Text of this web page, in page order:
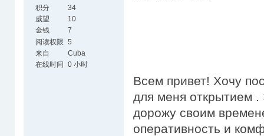
积分
34
威望
10
金钱
7
阅读权限 5
来自
Cuba
在线时间
0 小时
Всем привет! Хочу
для меня открытием
дорожу своим
оперативность и